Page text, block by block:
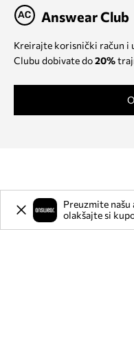
Answear Club
Kreirajte korisnički račun i
Clubu dobivate do20%
O NAMA Preuzmite
olakšajte si